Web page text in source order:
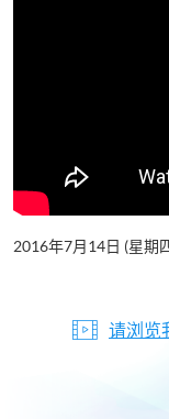
2016年7月14日 (星期
请浏览